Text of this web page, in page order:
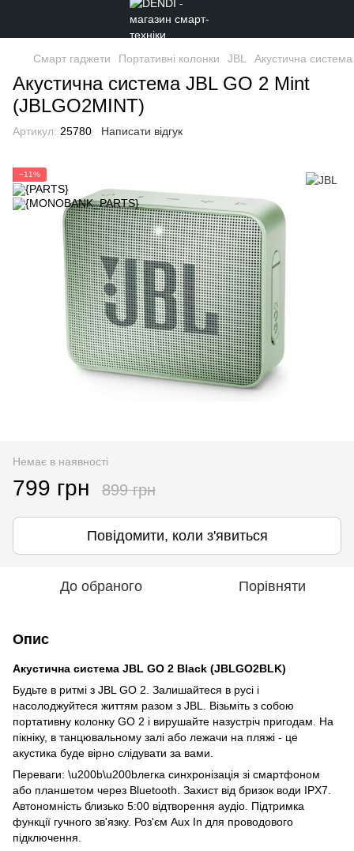
Смарт гаджети Портативні колонки JBL Акустична
Акустична система JBL GO 2 Mint
(JBLGO2MINT)
Артикул: 25780 Написати відгук
−11%
Немає в наявності
799 грн 899 грн
Повідомити, коли з'явиться
До обраного Порівняти
Опис
Акустична система JBL GO 2 Black (JBLGO2BLK)
Будьте в ритмі з JBL GO 2. Залишайтеся в русі і
насолоджуйтеся життям разом з JBL. Візьміть з собою
портативну колонку GO 2 і вирушайте назустріч пригодам. На
пікніку, в танцювальному залі або лежачи на пляжі - це
акустика буде вірно слідувати за вами.
Переваги: \u200b\u200bлегка синхронізація зі смартфоном
або планшетом через Bluetooth. Захист від бризок води IPX7.
Автономність близько 5:00 відтворення аудіо. Підтримка
функції гучного зв'язку. Роз'єм Aux In для проводового
підключення.